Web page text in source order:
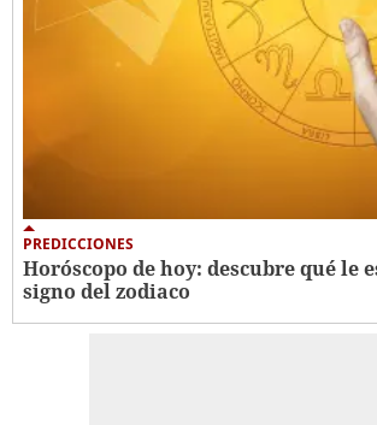
PREDICCIONES
Horóscopo de hoy: descubre qué le
signo del zodiaco